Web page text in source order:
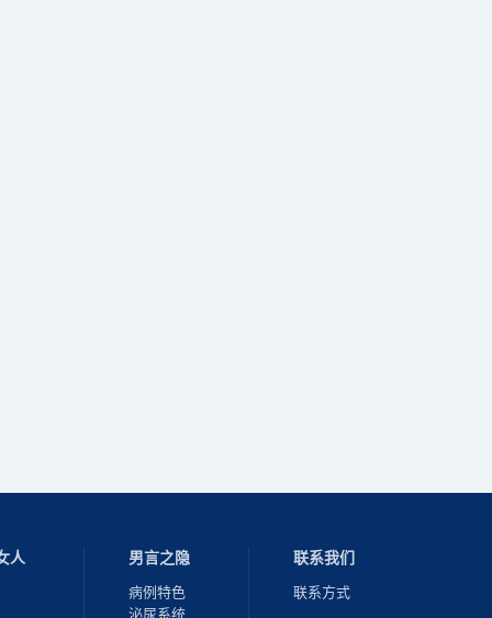
人 男言之隐
病例特色
泌尿系统
联系我们
联系方式